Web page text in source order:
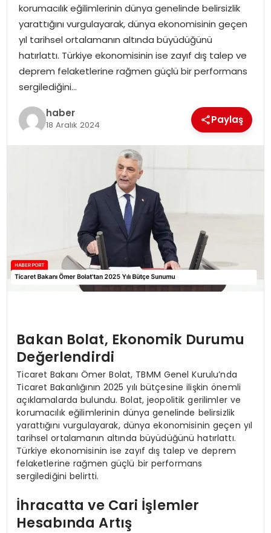
EĞITIM
OTOMOBIL
TEKNOLOJI
korumacılık eğilimlerinin dünya genelinde belirsizlik
yarattığını vurgulayarak, dünya ekonomisinin geçen
yıl tarihsel ortalamanın altında büyüdüğünü
hatırlattı. Türkiye ekonomisinin ise zayıf dış talep ve
deprem felaketlerine rağmen güçlü bir performans
sergilediğini…
haber
18 Aralık 2024 Paylaş
Bakan Bolat, Ekonomik Durumu
Değerlendirdi
Ticaret Bakanı Ömer Bolat, TBMM Genel Kurulu’nda
Ticaret Bakanlığının 2025 yılı bütçesine ilişkin önemli
açıklamalarda bulundu. Bolat, jeopolitik gerilimler ve
korumacılık eğilimlerinin dünya genelinde belirsizlik
yarattığını vurgulayarak, dünya ekonomisinin geçen yıl
tarihsel ortalamanın altında büyüdüğünü hatırlattı.
Türkiye ekonomisinin ise zayıf dış talep ve deprem
felaketlerine rağmen güçlü bir performans
sergilediğini belirtti.
İhracatta ve Cari İşlemler
Hesabında Artış